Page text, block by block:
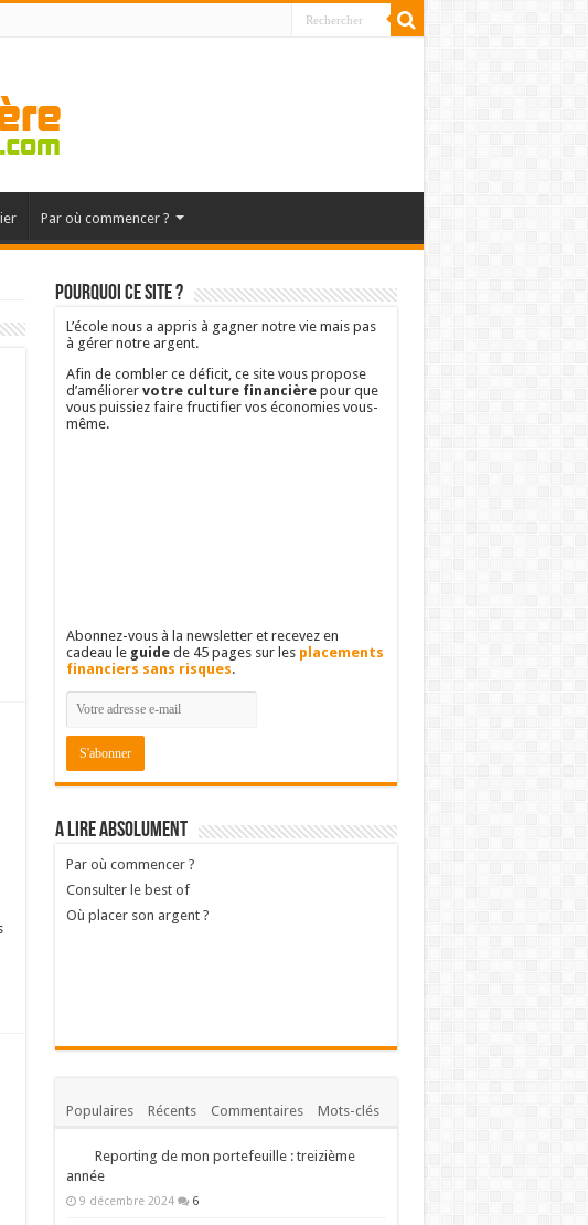
Par où commencer ?
Pourquoi ce site ?
L’école nous a appris à gagner notre vie mais pas
à gérer notre argent.
Afin de combler ce déficit, ce site vous propose
d’améliorer votre culture financièrepour que
vous puissiez faire fructifier vos économies vous-
même.
Abonnez-vous à la newsletter et recevez en
cadeau le guidede 45 pages sur les placements
financiers sans risques.
A lire absolument
Par où commencer ?
Consulter le best of
Où placer son argent ?
Populaires Récents Commentaires Mots-clés
Reporting de mon portefeuille : treizième
année
9 décembre 2024 6